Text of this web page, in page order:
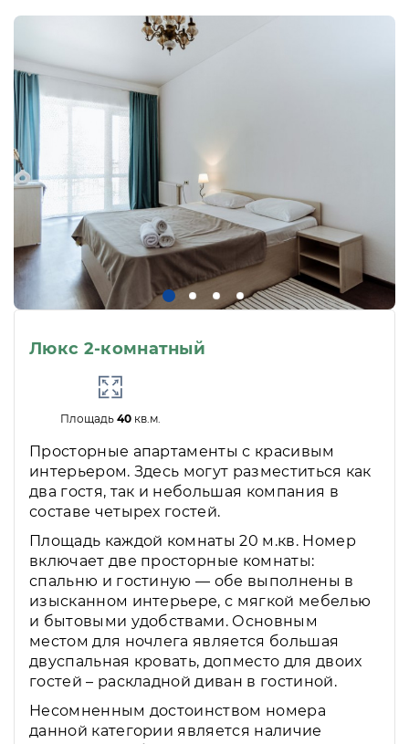
Люкс 2-комнатный
Площадь 40кв.м.
Просторные апартаменты с красивым
интерьером. Здесь могут разместиться как
два гостя, так и небольшая компания в
составе четырех гостей.
Площадь каждой комнаты 20 м.кв. Номер
включает две просторные комнаты:
спальню и гостиную — обе выполнены в
изысканном интерьере, с мягкой мебелью
и бытовыми удобствами. Основным
местом для ночлега является большая
двуспальная кровать, допместо для двоих
гостей – раскладной диван в гостиной.
Несомненным достоинством номера
данной категории является наличие